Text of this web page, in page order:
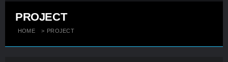
PROJECT
HOME > PROJECT